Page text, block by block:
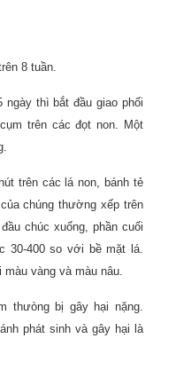
8 tuần.
ngày thì bắt đầu giao phối
trên các đọt non. Một
trên các lá non, bánh tẻ
chúng thường xếp trên
chúc xuống, phần cuối
30-400 so với bề mặt lá.
vàng và màu nâu.
thưòng bị gây hại nặng.
phát sinh và gây hại là